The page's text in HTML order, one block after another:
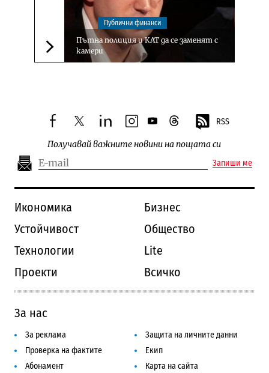
Следваща новина
Публични финанси
Пътна полиция и КАТ да се заменят с
камери
facebooktwitterlinkedininstagram
youtubethreads RSS
Получавай важните новини на пощата си
Запиши ме
Икономика
Бизнес
Устойчивост
Общество
Технологии
Lite
Проекти
Всичко
За нас
За реклама
Защита на личните данни
Проверка на фактите
Екип
Абонамент
Карта на сайта